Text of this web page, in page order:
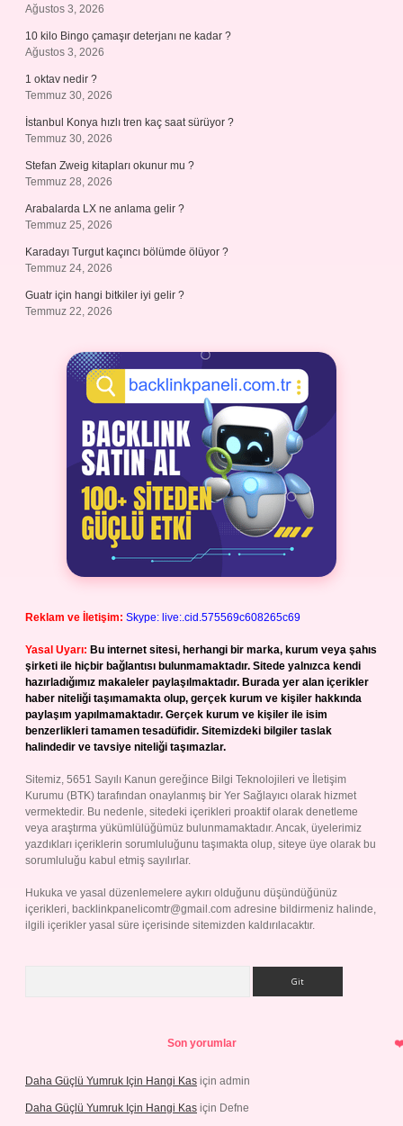
Ağustos 3, 2026
10 kilo Bingo çamaşır deterjanı ne kadar ?
Ağustos 3, 2026
1 oktav nedir ?
Temmuz 30, 2026
İstanbul Konya hızlı tren kaç saat sürüyor ?
Temmuz 30, 2026
Stefan Zweig kitapları okunur mu ?
Temmuz 28, 2026
Arabalarda LX ne anlama gelir ?
Temmuz 25, 2026
Karadayı Turgut kaçıncı bölümde ölüyor ?
Temmuz 24, 2026
Guatr için hangi bitkiler iyi gelir ?
Temmuz 22, 2026
Reklam ve İletişim: Skype: live:.cid.575569c608265c69
Yasal Uyarı: Bu internet sitesi, herhangi bir marka, kurum veya şahıs
şirketi ile hiçbir bağlantısı bulunmamaktadır. Sitede yalnızca kendi
hazırladığımız makaleler paylaşılmaktadır. Burada yer alan içerikler
haber niteliği taşımamakta olup, gerçek kurum ve kişiler hakkında
paylaşım yapılmamaktadır. Gerçek kurum ve kişiler ile isim
benzerlikleri tamamen tesadüfidir. Sitemizdeki bilgiler taslak
halindedir ve tavsiye niteliği taşımazlar.
Sitemiz, 5651 Sayılı Kanun gereğince Bilgi Teknolojileri ve İletişim
Kurumu (BTK) tarafından onaylanmış bir Yer Sağlayıcı olarak hizmet
vermektedir. Bu nedenle, sitedeki içerikleri proaktif olarak denetleme
veya araştırma yükümlülüğümüz bulunmamaktadır. Ancak, üyelerimiz
yazdıkları içeriklerin sorumluluğunu taşımakta olup, siteye üye olarak bu
sorumluluğu kabul etmiş sayılırlar.
Hukuka ve yasal düzenlemelere aykırı olduğunu düşündüğünüz
içerikleri, backlinkpanelicomtr@gmail.com adresine bildirmeniz halinde,
ilgili içerikler yasal süre içerisinde sitemizden kaldırılacaktır.
Son yorumlar
Daha Güçlü Yumruk Için Hangi Kas için admin
Daha Güçlü Yumruk Için Hangi Kas için Defne